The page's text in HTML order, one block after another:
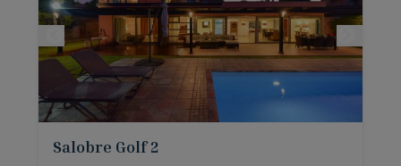
Salobre Golf 2